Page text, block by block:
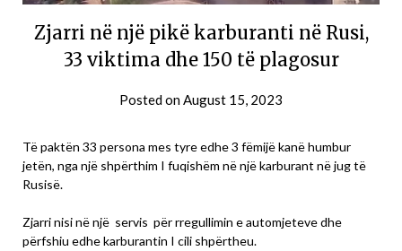
Zjarri në një pikë karburanti në Rusi,
33 viktima dhe 150 të plagosur
Posted onAugust 15, 2023
Të paktën 33 persona mes tyre edhe 3 fëmijë kanë humbur
jetën, nga një shpërthim I fuqishëm në një karburant në jug të
Rusisë.
Zjarri nisi në një servis për rregullimin e automjeteve dhe
përfshiu edhe karburantin I cili shpërtheu.